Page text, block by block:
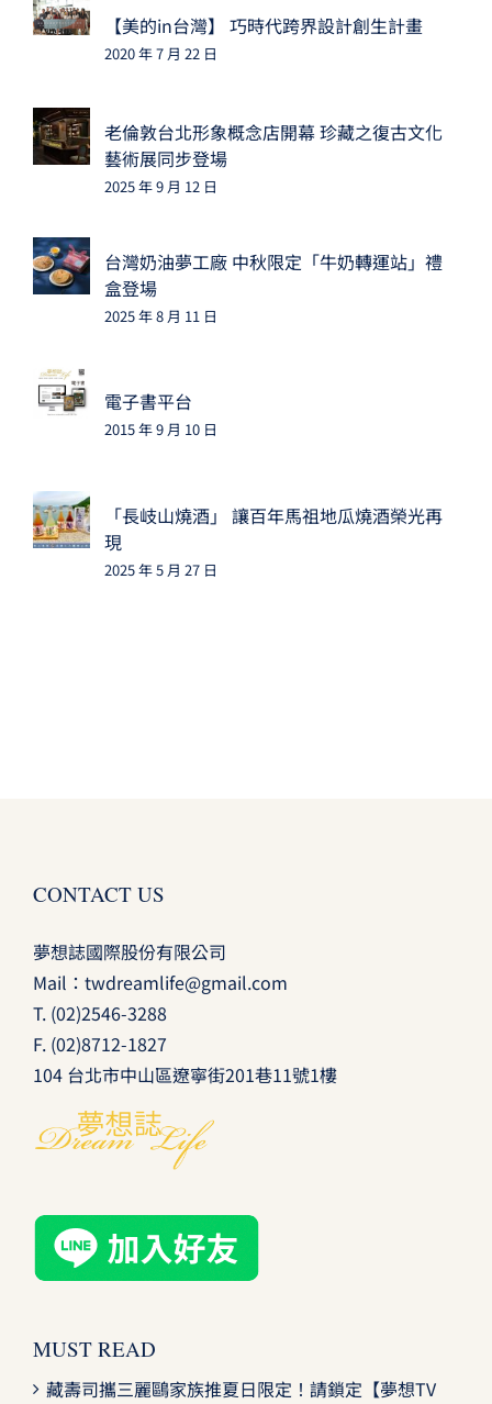
【美的in台灣】 巧時代跨界設計創生計畫
2020 年 7 月 22 日
老倫敦台北形象概念店開幕 珍藏之復古文化
藝術展同步登場
2025 年 9 月 12 日
台灣奶油夢工廠 中秋限定「牛奶轉運站」禮
盒登場
2025 年 8 月 11 日
電子書平台
2015 年 9 月 10 日
「長岐山燒酒」 讓百年馬祖地瓜燒酒榮光再
現
2025 年 5 月 27 日
CONTACT US
夢想誌國際股份有限公司
Mail： twdreamlife@gmail.com
T. (02)2546-3288
F. (02)8712-1827
104 台北市中山區遼寧街201巷11號1樓
MUST READ
藏壽司攜三麗鷗家族推夏日限定！請鎖定【夢想TV